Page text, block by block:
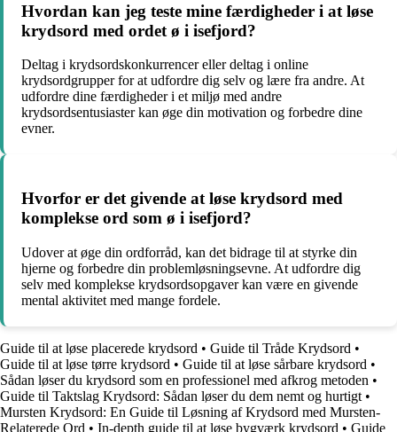
Hvordan kan jeg teste mine færdigheder i at løse
krydsord med ordet ø i isefjord?
Deltag i krydsordskonkurrencer eller deltag i online
krydsordgrupper for at udfordre dig selv og lære fra andre. At
udfordre dine færdigheder i et miljø med andre
krydsordsentusiaster kan øge din motivation og forbedre dine
evner.
Hvorfor er det givende at løse krydsord med
komplekse ord som ø i isefjord?
Udover at øge din ordforråd, kan det bidrage til at styrke din
hjerne og forbedre din problemløsningsevne. At udfordre dig
selv med komplekse krydsordsopgaver kan være en givende
mental aktivitet med mange fordele.
Guide til at løse placerede krydsord • Guide til Tråde Krydsord •
Guide til at løse tørre krydsord • Guide til at løse sårbare krydsord •
Sådan løser du krydsord som en professionel med afkrog metoden •
Guide til Taktslag Krydsord: Sådan løser du dem nemt og hurtigt •
Mursten Krydsord: En Guide til Løsning af Krydsord med Mursten-
Relaterede Ord • In-depth guide til at løse bygværk krydsord • Guide